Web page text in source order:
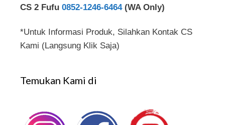
CS 2 Fufu 0852-1246-6464(WA Only)
*Untuk Informasi Produk, Silahkan Kontak CS
Kami (Langsung Klik Saja)
Temukan Kami di